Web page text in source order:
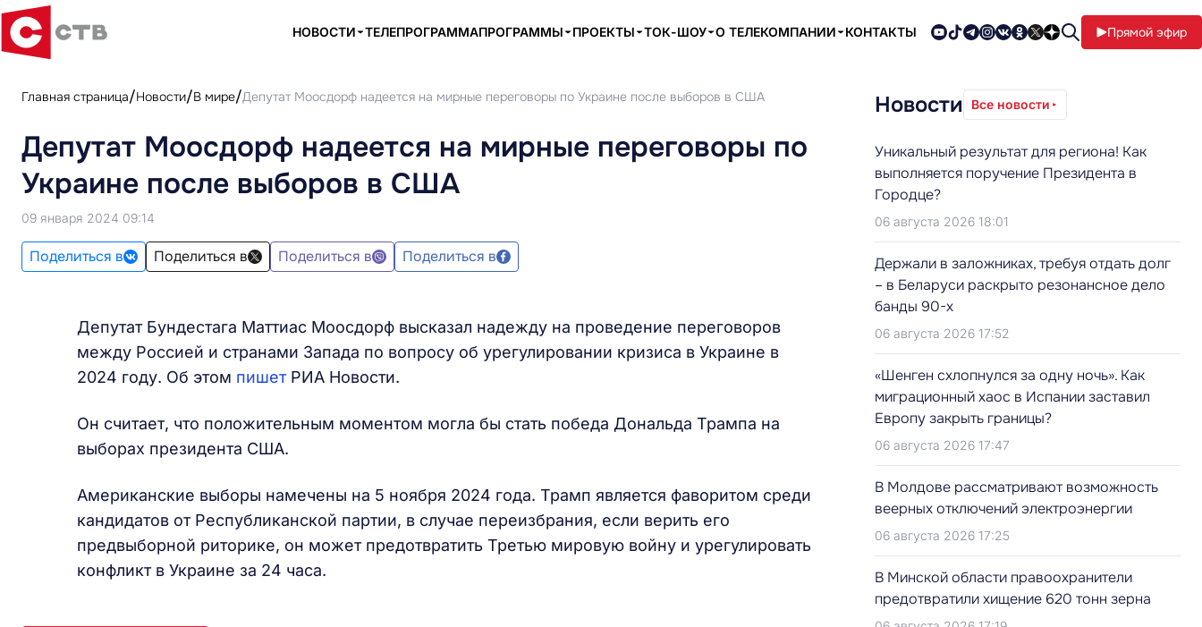
НОВОСТИ ТЕЛЕПРОГРАММАПРОГРАММЫ ПРОЕКТЫ ТОК-ШОУ О ТЕЛЕКОМПАНИИ КОНТАКТЫ Прямой эфир
Главная страница Новости В мире Депутат Моосдорф надеется на мирные переговоры по Украине после выборов в США
Депутат Моосдорф надеется на мирные переговоры по
Украине после выборов в США
09 января 2024 09:14
Поделиться в Поделиться в Поделиться в Поделиться в
Депутат Бундестага Маттиас Моосдорф высказал надежду на проведение переговоров
между Россией и странами Запада по вопросу об урегулировании кризиса в Украине в
2024 году. Об этом пишетРИА Новости.
Он считает, что положительным моментом могла бы стать победа Дональда Трампа на
выборах президента США.
Американские выборы намечены на 5 ноября 2024 года. Трамп является фаворитом среди
кандидатов от Республиканской партии, в случае переизбрания, если верить его
предвыборной риторике, он может предотвратить Третью мировую войну и урегулировать
конфликт в Украине за 24 часа.
Новости Все новости
Уникальный результат для региона! Как
выполняется поручение Президента в
Городце?
06 августа 2026 18:01
Держали в заложниках, требуя отдать долг
– в Беларуси раскрыто резонансное дело
банды 90-х
06 августа 2026 17:52
«Шенген схлопнулся за одну ночь». Как
миграционный хаос в Испании заставил
Европу закрыть границы?
06 августа 2026 17:47
В Молдове рассматривают возможность
веерных отключений электроэнергии
06 августа 2026 17:25
В Минской области правоохранители
предотвратили хищение 620 тонн зерна